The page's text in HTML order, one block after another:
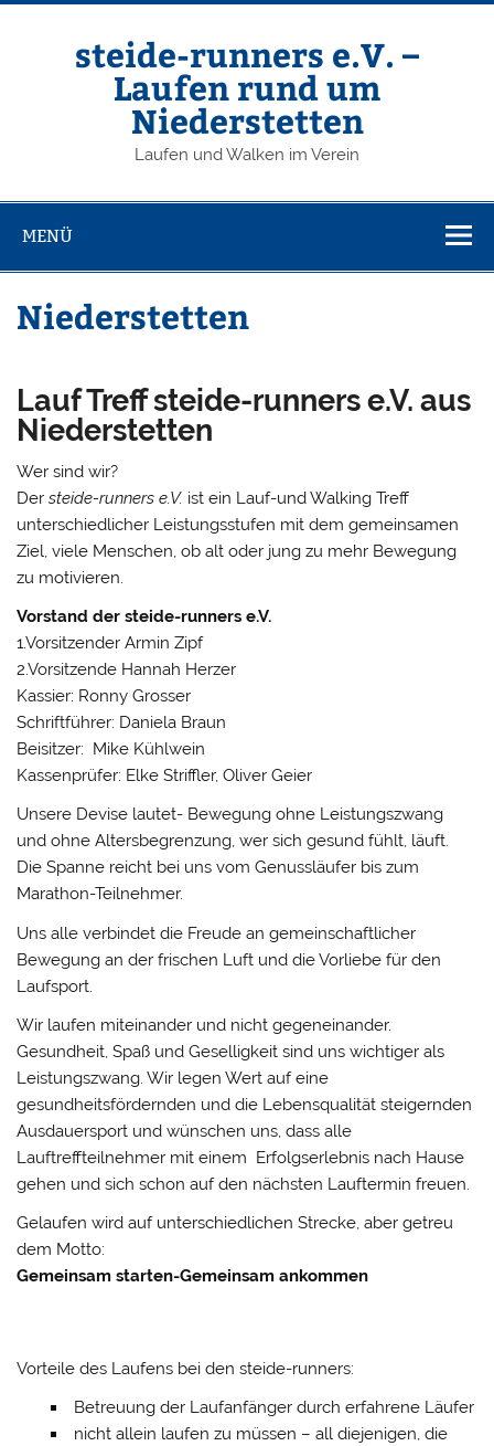
Zum
steide-runners e.V. –
Laufen rund um
Niederstetten
Laufen und Walken im Verein
MENÜ
Niederstetten
Lauf Treff steide-runners e.V. aus
Niederstetten
Wer sind wir?
Dersteide-runners e.V. ist ein Lauf-und Walking Treff
unterschiedlicher Leistungsstufen mit dem gemeinsamen
Ziel, viele Menschen, ob alt oder jung zu mehr Bewegung
zu motivieren.
Vorstand der steide-runners e.V.
1.Vorsitzender Armin Zipf
2.Vorsitzende Hannah Herzer
Kassier: Ronny Grosser
Schriftführer: Daniela Braun
Beisitzer: Mike Kühlwein
Kassenprüfer: Elke Striffler, Oliver Geier
Unsere Devise lautet- Bewegung ohne Leistungszwang
und ohne Altersbegrenzung, wer sich gesund fühlt, läuft.
Die Spanne reicht bei uns vom Genussläufer bis zum
Marathon-Teilnehmer.
Uns alle verbindet die Freude an gemeinschaftlicher
Bewegung an der frischen Luft und die Vorliebe für den
Laufsport.
Wir laufen miteinander und nicht gegeneinander.
Gesundheit, Spaß und Geselligkeit sind uns wichtiger als
Leistungszwang. Wir legen Wert auf eine
gesundheitsfördernden und die Lebensqualität steigernden
Ausdauersport und wünschen uns, dass alle
Lauftreffteilnehmer mit einem Erfolgserlebnis nach Hause
gehen und sich schon auf den nächsten Lauftermin freuen.
Gelaufen wird auf unterschiedlichen Strecke, aber getreu
dem Motto:
Gemeinsam starten-Gemeinsam ankommen
Vorteile des Laufens bei den steide-runners:
Betreuung der Laufanfänger durch erfahrene Läufer
nicht allein laufen zu müssen – all diejenigen, die